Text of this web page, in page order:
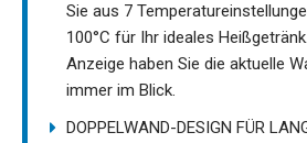
Sie aus 7
100°C für Ihr ideales
Anzeige haben Sie die aktuelle
immer im Blick.
DOPPELWAND-DESIGN FÜR